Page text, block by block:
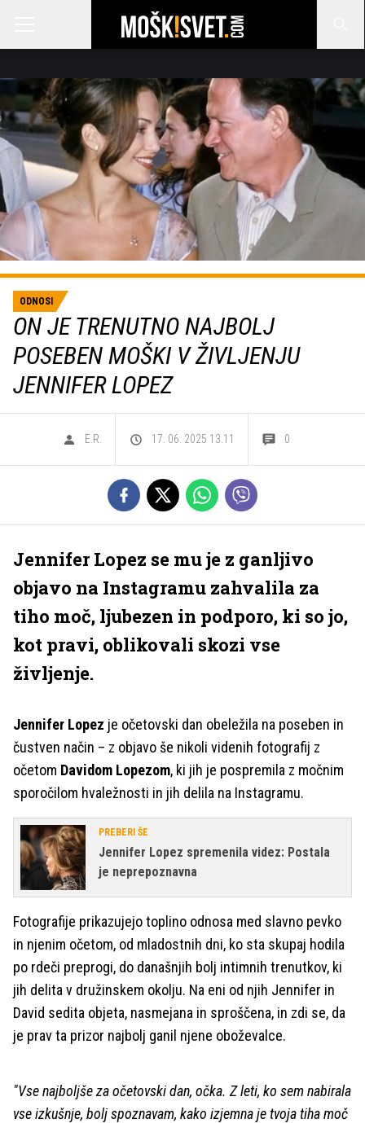
ODNOSI
ON JE TRENUTNO NAJBOLJ
POSEBEN MOŠKI V ŽIVLJENJU
JENNIFER LOPEZ
E.R. 17. 06. 2025 13.11 0
Jennifer Lopez se mu je z ganljivo
objavo na Instagramu zahvalila za
tiho moč, ljubezen in podporo, ki so jo,
kot pravi, oblikovali skozi vse
življenje.
Jennifer Lopez je očetovski dan obeležila na poseben in
čustven način – z objavo še nikoli videnih fotografij z
očetom Davidom Lopezom, ki jih je pospremila z močnim
sporočilom hvaležnosti in jih delila na Instagramu.
PREBERI ŠE
Jennifer Lopez spremenila videz: Postala
je neprepoznavna
Fotografije prikazujejo toplino odnosa med slavno pevko
in njenim očetom, od mladostnih dni, ko sta skupaj hodila
po rdeči preprogi, do današnjih bolj intimnih trenutkov, ki
jih delita v družinskem okolju. Na eni od njih Jennifer in
David sedita objeta, nasmejana in sproščena, in zdi se, da
je prav ta prizor najbolj ganil njene oboževalce.
"Vse najboljše za očetovski dan, očka. Z leti, ko sem nabirala
vse izkušnje, bolj spoznavam, kako izjemna je tvoja tiha moč